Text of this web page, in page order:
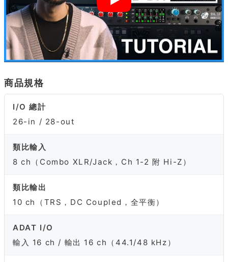
商品規格
I/O 總計
26-in / 28-out
類比輸入
8 ch（Combo XLR/Jack，Ch 1-2 附 Hi-Z）
類比輸出
10 ch（TRS，DC Coupled，全平衡）
ADAT I/O
輸入 16 ch / 輸出 16 ch（44.1/48 kHz）